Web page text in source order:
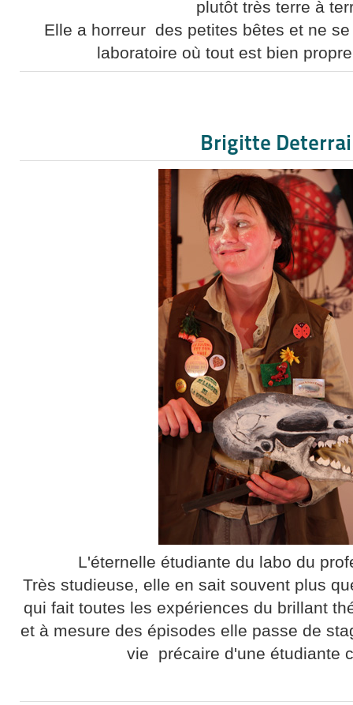
plutôt très terre à
Elle a horreur des petites bêtes et ne
laboratoire où tout est bien
Brigitte
L'éternelle étudiante du labo du
Très studieuse, elle en sait souvent plus
qui fait toutes les expériences du brillant
et à mesure des épisodes elle passe de
vie précaire d'une étudiante